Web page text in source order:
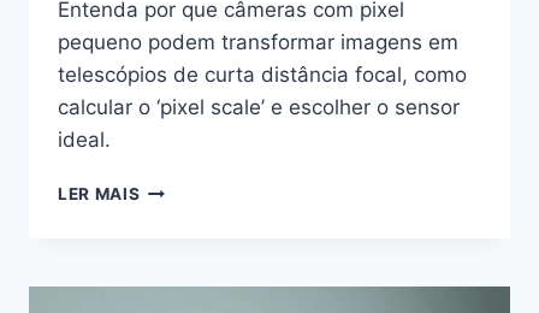
Entenda por que câmeras com pixel
pequeno podem transformar imagens em
telescópios de curta distância focal, como
calcular o ‘pixel scale’ e escolher o sensor
ideal.
LER MAIS CÂMERAS
PARA